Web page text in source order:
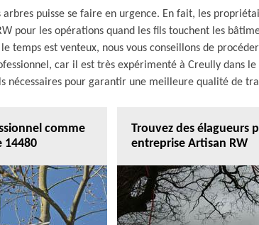
arbres puisse se faire en urgence. En fait, les
pour les opérations quand les fils touchent les
temps est venteux, nous vous conseillons de
car il est très expérimenté à Creully dans le
nécessaires pour garantir une meilleure qualité de
comme
14480
Trouvez des élagueurs
entreprise Artisan RW